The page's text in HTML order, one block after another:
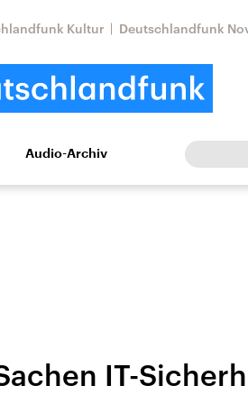
Kultur Deutschlandfunk
Kultur Europa
Iran
Audio-Archiv
IT-